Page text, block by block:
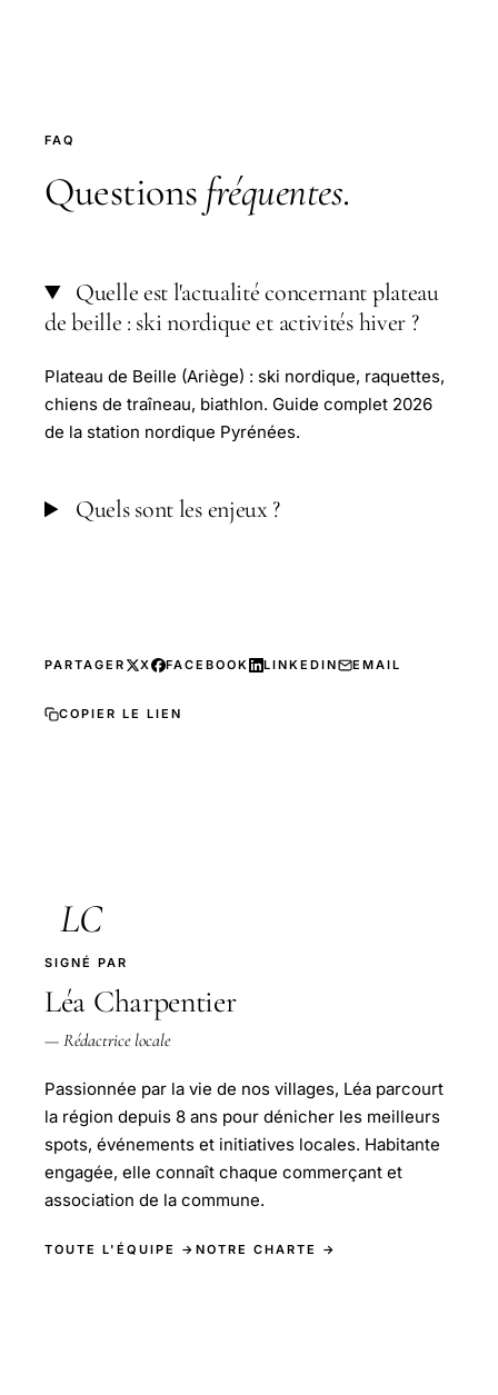
FAQ
Questions fréquentes.
Quelle est l'actualité concernant plateau
de beille : ski nordique et activités hiver ?
Plateau de Beille (Ariège) : ski nordique, raquettes,
chiens de traîneau, biathlon. Guide complet 2026
de la station nordique Pyrénées.
Quels sont les enjeux ?
PARTAGER X FACEBOOK LINKEDIN EMAIL
COPIER LE LIEN
LC
SIGNÉ PAR
Léa Charpentier
— Rédactrice locale
Passionnée par la vie de nos villages, Léa parcourt
la région depuis 8 ans pour dénicher les meilleurs
spots, événements et initiatives locales. Habitante
engagée, elle connaît chaque commerçant et
association de la commune.
TOUTE L'ÉQUIPE → NOTRE CHARTE →